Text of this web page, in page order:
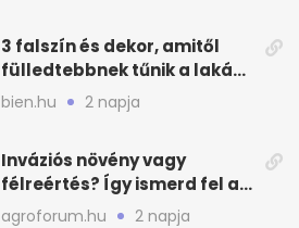
3 falszín és dekor, amitől
fülledtebbnek tűnik a lakás
nyáron
bien.hu 2 napja
Inváziós növény vagy
félreértés? Így ismerd fel a
valódi kockázatot
agroforum.hu 2 napja